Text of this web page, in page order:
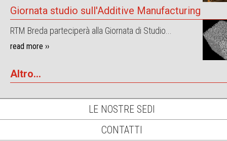
Giornata studio sull'Additive Manufacturing
RTM Breda parteciperà alla Giornata di Studio...
read more ››
Altro...
LE NOSTRE SEDI
CONTATTI